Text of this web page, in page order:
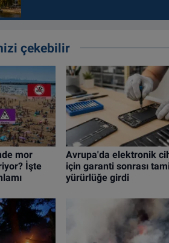
çekebilir
mor
İşte
Avrupa'da elektronik
için garanti sonrası
yürürlüğe girdi